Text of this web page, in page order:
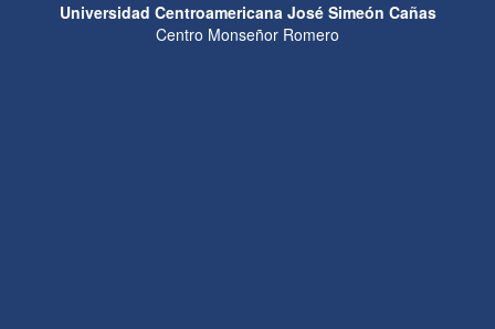
Universidad Centroamericana José Simeón Cañas
Centro Monseñor Romero